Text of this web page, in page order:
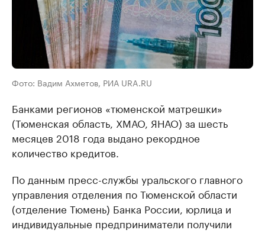
Фото: Вадим Ахметов, РИА URA.RU
Банками регионов «тюменской матрешки»
(Тюменская область, ХМАО, ЯНАО) за шесть
месяцев 2018 года выдано рекордное
количество кредитов.
По данным пресс-службы уральского главного
управления отделения по Тюменской области
(отделение Тюмень) Банка России, юрлица и
индивидуальные предприниматели получили